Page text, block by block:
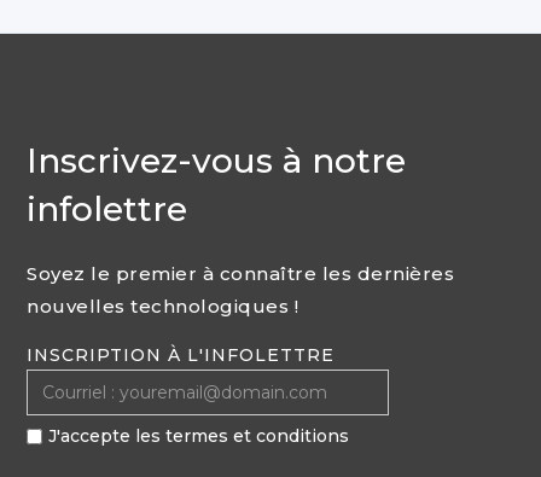
Inscrivez-vous à notre
infolettre
Soyez le premier à connaître les dernières
nouvelles technologiques !
INSCRIPTION À L'INFOLETTRE
J'accepte les termes et conditions